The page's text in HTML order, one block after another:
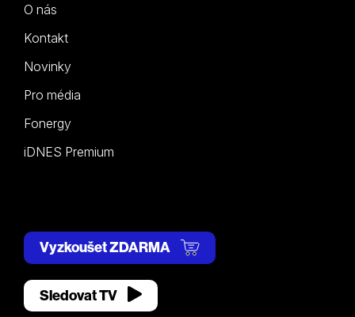
O nás
Kontakt
Novinky
Pro média
Fonergy
iDNES Premium
Vyzkoušet ZDARMA
Sledovat TV